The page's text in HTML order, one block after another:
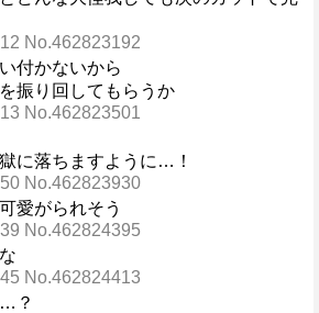
No.462823192
付かないから
振り回してもらうか
No.462823501
に落ちますように…！
No.462823930
愛がられそう
No.462824395
No.462824413
？